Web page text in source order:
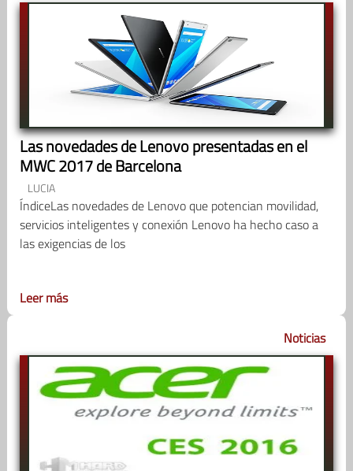
Las novedades de Lenovo presentadas en el
MWC 2017 de Barcelona
LUCIA
ÍndiceLas novedades de Lenovo que potencian movilidad,
servicios inteligentes y conexión Lenovo ha hecho caso a
las exigencias de los
Leer más
Noticias